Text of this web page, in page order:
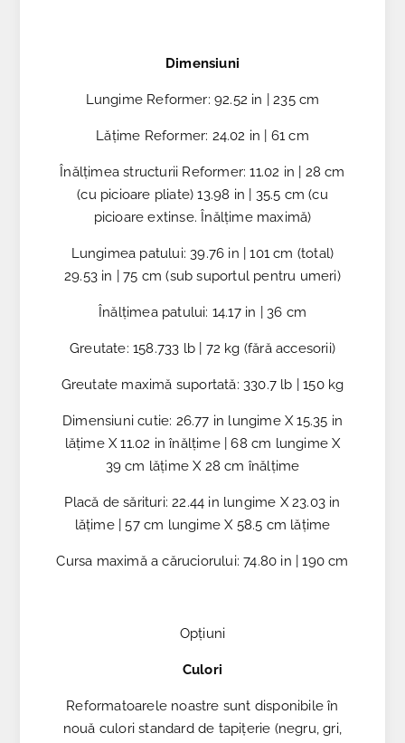
Dimensiuni
Lungime Reformer: 92.52 in | 235 cm
Lățime Reformer: 24.02 in | 61 cm
Înălțimea structurii Reformer: 11.02 in | 28 cm
(cu picioare pliate) 13.98 in | 35.5 cm (cu
picioare extinse. Înălțime maximă)
Lungimea patului: 39.76 in | 101 cm (total)
29.53 in | 75 cm (sub suportul pentru umeri)
Înălțimea patului: 14.17 in | 36 cm
Greutate: 158.733 lb | 72 kg (fără accesorii)
Greutate maximă suportată: 330.7 lb | 150 kg
Dimensiuni cutie: 26.77 in lungime X 15.35 in
lățime X 11.02 in înălțime | 68 cm lungime X
39 cm lățime X 28 cm înălțime
Placă de sărituri: 22.44 in lungime X 23.03 in
lățime | 57 cm lungime X 58.5 cm lățime
Cursa maximă a căruciorului: 74.80 in | 190 cm
Opțiuni
Culori
Reformatoarele noastre sunt disponibile în
nouă culori standard de tapițerie (negru, gri,